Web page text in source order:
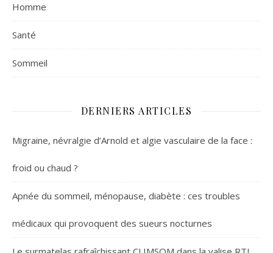
Homme
Santé
Sommeil
DERNIERS ARTICLES
Migraine, névralgie d’Arnold et algie vasculaire de la face :
froid ou chaud ?
Apnée du sommeil, ménopause, diabète : ces troubles
médicaux qui provoquent des sueurs nocturnes